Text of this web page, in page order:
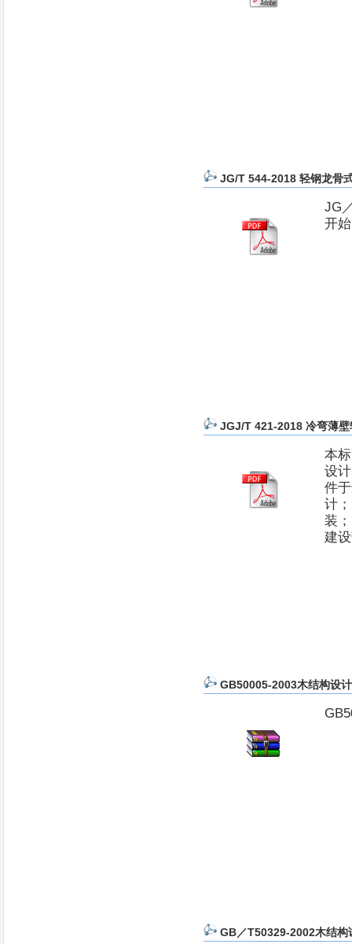
JG/T 544-2018 轻钢龙骨
JG
开
JGJ/T 421-2018 冷弯薄
本
设
件
计
装
建
GB50005-2003木结构设
GB／T50329-2002木结构